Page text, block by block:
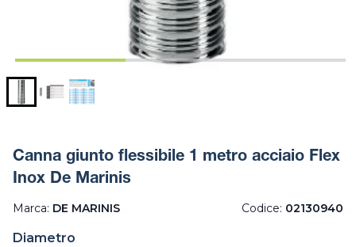
Canna giunto flessibile 1 metro acciaio Flex
Inox De Marinis
Marca: DE MARINIS Codice: 02130940
Diametro